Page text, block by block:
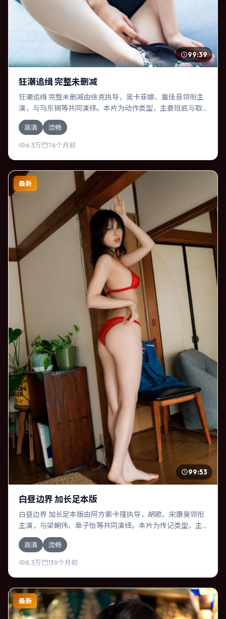
99:39
狂潮追缉 完整未删减
狂潮追缉 完整未删减由徐克执导，奥卡菲娜、雷佳音领衔主
演，与马东锡等共同演绎。本片为动作类型，主要班底与取
景来自英国。人工智能介入司法审判，人性边界遭遇拷问。
影片整体气质温暖，节奏紧凑，人物动机清晰，适合喜欢强
情节与细腻表演的观众。
高清 流畅
6.3万 76个月前
最新
99:53
白昼边界 加长足本版
白昼边界 加长足本版由阿方索·卡隆执导，胡歌、宋康昊领衔
主演，与梁朝伟、章子怡等共同演绎。本片为传记类型，主
要班底与取景来自韩国。人工智能介入司法审判，人性边界
遭遇拷问。影片整体气质明快，节奏紧凑，人物动机清晰，
适合喜欢强情节与细腻表演的观众。
高清 流畅
8.3万 139个月前
最新